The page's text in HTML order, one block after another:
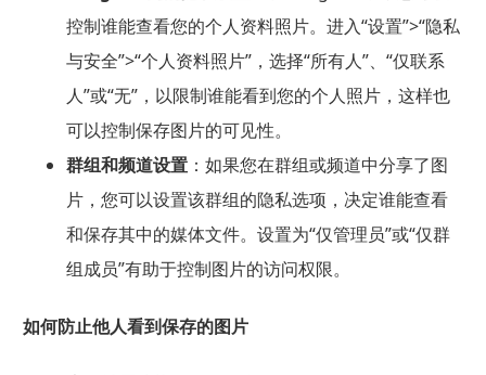
控制谁能查看您的个人资料照片。进入“设置”>“隐私
与安全”>“个人资料照片”，选择“所有人”、“仅联系
人”或“无”，以限制谁能看到您的个人照片，这样也
可以控制保存图片的可见性。
群组和频道设置：如果您在群组或频道中分享了图
片，您可以设置该群组的隐私选项，决定谁能查看
和保存其中的媒体文件。设置为“仅管理员”或“仅群
组成员”有助于控制图片的访问权限。
如何防止他人看到保存的图片